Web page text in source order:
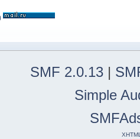
SMF 2.0.13 |
Simple